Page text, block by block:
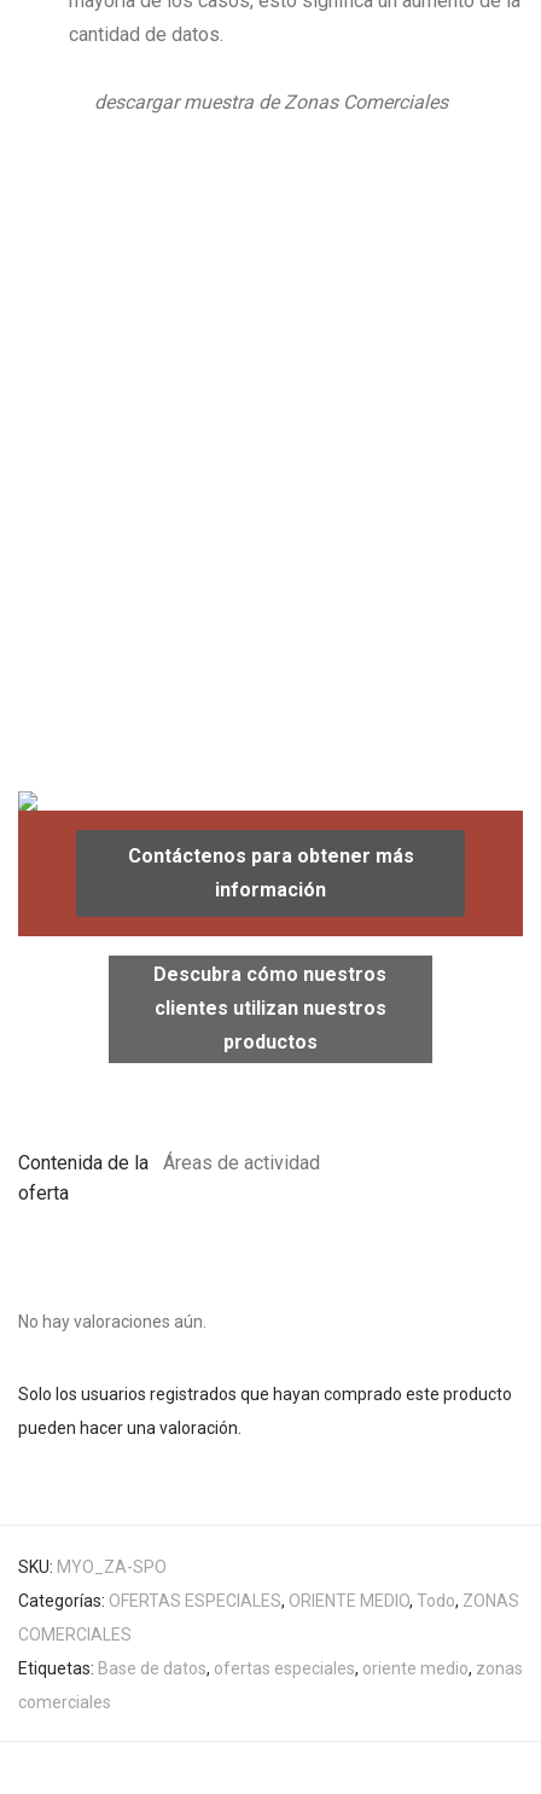
cantidad de datos.
descargar muestra de Zonas Comerciales
Contáctenos para obtener más
información
Descubra cómo nuestros
clientes utilizan nuestros
productos
Contenida de la
oferta
Áreas de actividad
No hay valoraciones aún.
Solo los usuarios registrados que hayan comprado este producto
pueden hacer una valoración.
SKU: MYO_ZA-SPO
Categorías: OFERTAS ESPECIALES, ORIENTE MEDIO, Todo, ZONAS
COMERCIALES
Etiquetas: Base de datos, ofertas especiales, oriente medio, zonas
comerciales